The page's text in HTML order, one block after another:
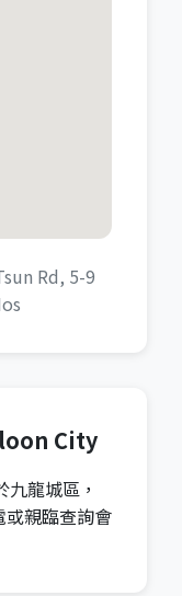
Rd, 5-9
City
龍城區，
或親臨查詢會